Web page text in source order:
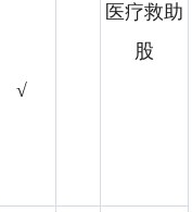
√
医疗救助
股